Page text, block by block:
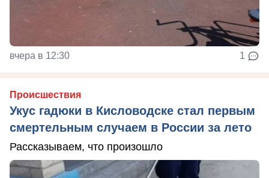
вчера в 12:30 1
Происшествия
Укус гадюки в Кисловодске стал первым
смертельным случаем в России за лето
Рассказываем, что произошло